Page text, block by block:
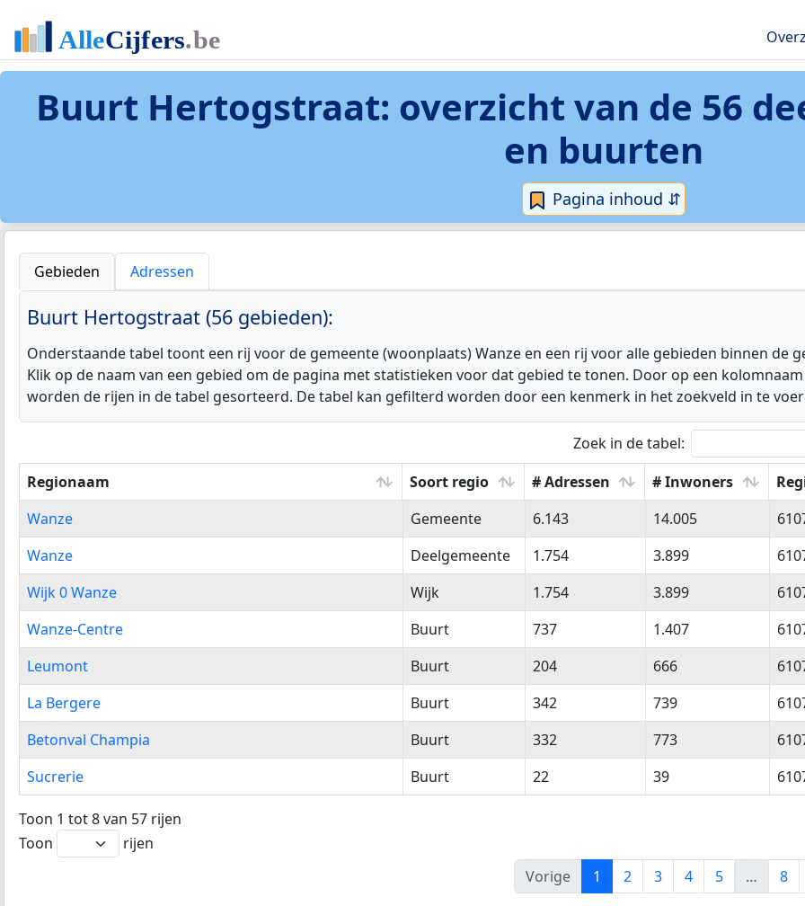
Buurt Hertogstraat: overzicht van de 56
en buurten
Pagina inhoud ⇵
Gebieden Adressen
Buurt Hertogstraat (56 gebieden):
Onderstaande tabel toont een rij voor de gemeente (woonplaats) Wanze en een rij voor alle gebieden binnen de
Klik op de naam van een gebied om de pagina met statistieken voor dat gebied te tonen. Door op een
worden de rijen in de tabel gesorteerd. De tabel kan gefilterd worden door een kenmerk in het zoekveld in te
Zoek in de tabel:
Regionaam
Soort regio # Adressen # Inwoners
Regionaam
Soort regio # Adressen # Inwoners
Wanze Gemeente 6.143 14.005
Wanze
Deelgemeente 1.754 3.899
Wijk 0 Wanze
Wijk 1.754 3.899
Wanze-Centre
Buurt 737 1.407
Leumont
Buurt 204 666
La Bergere
Buurt 342 739
Betonval Champia
Buurt 332 773
Sucrerie
Buurt 22 39
Toon 1 tot 8 van 57 rijen
Toon
rijen
Vorige
1 2 3 4 5 … 8